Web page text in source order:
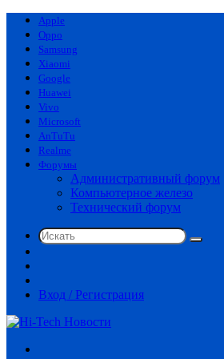
Apple
Oppo
Samsung
Xiaomi
Google
Huawei
Vivo
Microsoft
AnTuTu
Realme
Форумы
Административный форум
Компьютерное железо
Технический форум
Искать
статья
Вход / Регистрация